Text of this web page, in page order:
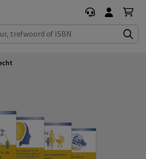
of ISBN